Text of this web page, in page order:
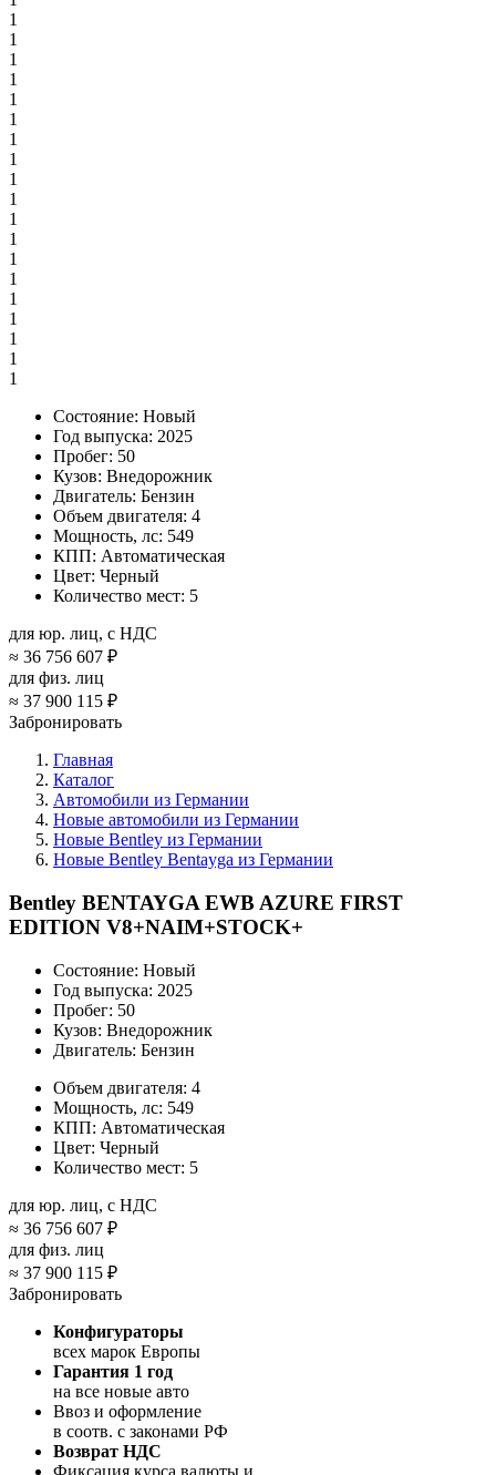
1
1
1
1
1
1
1
1
1
1
1
1
1
1
1
1
1
1
1
Состояние: Новый
Год выпуска: 2025
Пробег: 50
Кузов: Внедорожник
Двигатель: Бензин
Объем двигателя: 4
Мощность, лс: 549
КПП: Автоматическая
Цвет: Черный
Количество мест: 5
для юр. лиц, с НДС
≈ 36 756 607 ₽
для физ. лиц
≈ 37 900 115 ₽
Забронировать
Главная
Каталог
Автомобили из Германии
Новые автомобили из Германии
Новые Bentley из Германии
Новые Bentley Bentayga из Германии
Bentley BENTAYGA EWB AZURE FIRST
EDITION V8+NAIM+STOCK+
Состояние: Новый
Год выпуска: 2025
Пробег: 50
Кузов: Внедорожник
Двигатель: Бензин
Объем двигателя: 4
Мощность, лс: 549
КПП: Автоматическая
Цвет: Черный
Количество мест: 5
для юр. лиц, с НДС
≈ 36 756 607 ₽
для физ. лиц
≈ 37 900 115 ₽
Забронировать
Конфигураторы
всех марок Европы
Гарантия 1 год
на все новые авто
Ввоз и оформление
в соотв. с законами РФ
Возврат НДС
Фиксация курса валюты и